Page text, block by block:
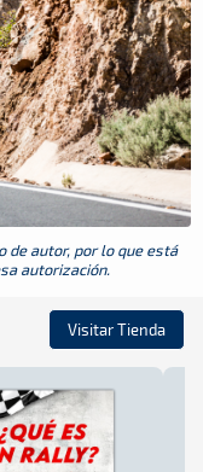
autor, por lo que está
autorización.
Visitar Tienda